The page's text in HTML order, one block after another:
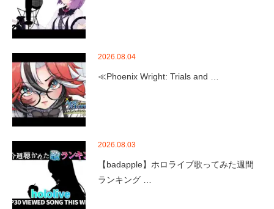
2026.08.04
≪Phoenix Wright: Trials and …
2026.08.03
【badapple】ホロライブ歌ってみた週間
ランキング …